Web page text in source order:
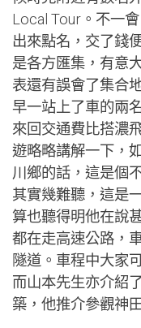
Local Tour。不一
出來點名，交了錢
是各方匯集，有意
表還有誤會了集合
早一站上了車的兩
來回交通費比搭濃
遊略略講解一下，
川鄉的話，這是個
其實幾難聽，這是
算也聽得明他在說
都在走高速公路，
隧道。車程中大家
而山本先生亦介紹
築，他推介參觀神